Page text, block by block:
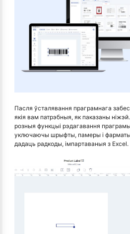
Пасля ўсталявання праграмнага
якія вам патрэбныя, як паказаны
розныя функцыі рэдагавання
уключаючы шрыфты, памеры і
дадаць радкоды, імпартаваныя з Excel.